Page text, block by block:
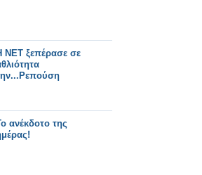
ΝΕΤ ξεπέρασε σε
ανέκδοτο της